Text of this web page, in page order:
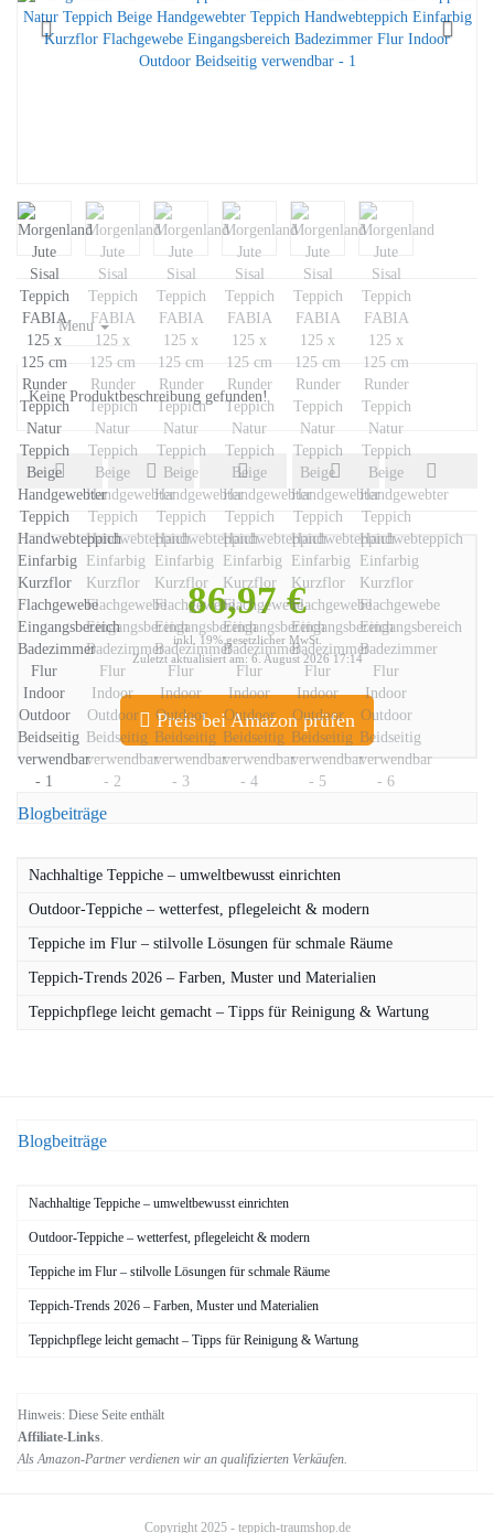
Menu
Keine Produktbeschreibung gefunden!
86,97 €
inkl. 19% gesetzlicher MwSt.
Zuletzt aktualisiert am: 6. August 2026 17:14
Preis bei Amazon prüfen
Blogbeiträge
Nachhaltige Teppiche – umweltbewusst einrichten
Outdoor-Teppiche – wetterfest, pflegeleicht & modern
Teppiche im Flur – stilvolle Lösungen für schmale Räume
Teppich-Trends 2026 – Farben, Muster und Materialien
Teppichpflege leicht gemacht – Tipps für Reinigung & Wartung
Blogbeiträge
Nachhaltige Teppiche – umweltbewusst einrichten
Outdoor-Teppiche – wetterfest, pflegeleicht & modern
Teppiche im Flur – stilvolle Lösungen für schmale Räume
Teppich-Trends 2026 – Farben, Muster und Materialien
Teppichpflege leicht gemacht – Tipps für Reinigung & Wartung
Hinweis: Diese Seite enthält
Affiliate-Links
Als Amazon-Partner verdienen wir an qualifizierten Verkäufen.
Copyright 2025 - teppich-traumshop.de